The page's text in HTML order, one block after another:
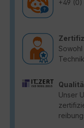
+49
Unser